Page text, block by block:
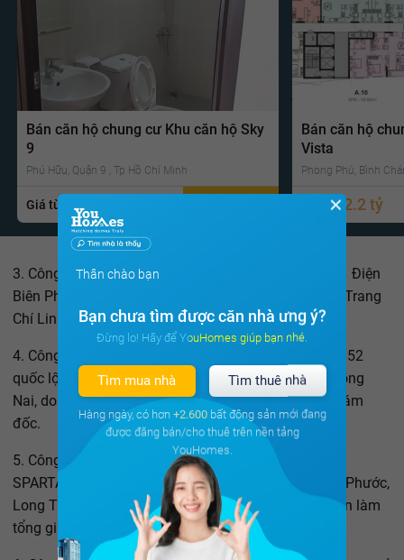
Bán căn hộ chung cư Khu căn hộ Sky
9
Phú Hữu, Quận 9 , Tp Hồ Chí Minh
Giá từ 1.5 tỷ
Bán căn hộ
Vista
Phong Phú, Bình
Giá từ 2.2 tỷ
3. Công ty cổ phần Vận tải Alibaba, trụ sở đặt tại 321 Điện
Biên Phủ, phường 15, quận Bình Thạnh, TP.HCM, do Trang
Chí Linh đứng tên làm tổng giám đốc.
4. Công ty cổ phần Địa ốc Tia Chớp, trụ sở đặt tại số 52
quốc lộ 51, Tập Phước, Long Phước, Long Thành, Đồng
Nai, do Trương Thị Hồng Ngọc đứng tên làm tổng giám
đốc.
5. Công ty cổ phần Địa ốc đầu tư và phát triển
SPARTALAND, trụ sở đặt tại khu 3, Tập Phước, Long Phước,
Long Thành, Đồng Nai, do Nguyễn Văn Kiên đứng tên làm
tổng giám đốc.
✕
Thân chào bạn
Bạn chưa tìm được căn nhà ưng ý?
Đừng lo! Hãy để YouHomes giúp bạn nhé.
Tìm mua nhà Tìm thuê nhà
Hàng ngày, có hơn +2.600bất động sản mới đang
được đăng bán/cho thuê trên nền tảng
YouHomes.